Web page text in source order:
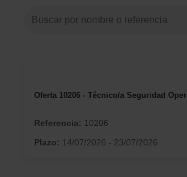
Oferta 10206 - Técnico/a Seguridad
Referencia: 10206
Plazo: 14/07/2026 - 23/07/2026